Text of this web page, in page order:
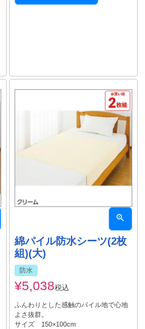
綿パイル防水シーツ(2枚
組)(大)
防水
¥5,038税込
ふんわりとした感触のパイル地で心地
よさ抜群。
サイズ 150×100cm